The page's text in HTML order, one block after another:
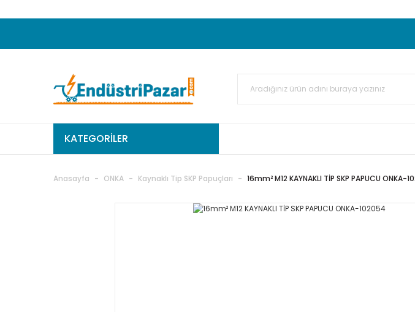
20.000TL ve Üzeri Alışverişlerinizde KARGO BEDAVATC Standart Bayonet J
KATEGORİLER
Anasayfa ONKA Kaynaklı Tip SKP Papuçları 16mm² M12 KAYNAKLI TİP SKP PAPUCU ONKA-